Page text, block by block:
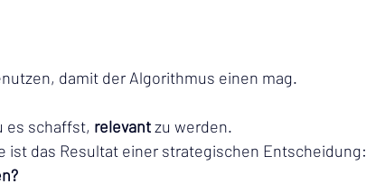
damit der Algorithmus einen mag.
es schaffst, relevant zu werden.
ist das Resultat einer strategischen Entscheidung: